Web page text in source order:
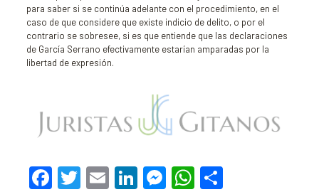
para saber si se continúa adelante con el procedimiento, en el
caso de que considere que existe indicio de delito, o por el
contrario se sobresee, si es que entiende que las declaraciones
de García Serrano efectivamente estarían amparadas por la
libertad de expresión.
Facebook
Twitter
EmailLinkedIn
Messenger
WhatsApp